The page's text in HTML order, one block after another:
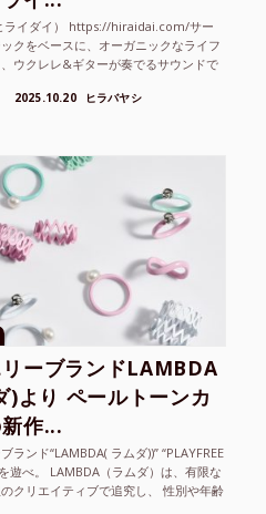
ライダイ） https://hiraidai.com/サー
クをベースに、オーガニックなライフ
ウクレレ&ギターが奏でるサウンドで
2025.10.20 ヒラバヤシ
ーブランドLAMBDA
)より ペールトーンカ
作...
ランド“LAMBDA( ラムダ))” “PLAYFREE
遊べ。 LAMBDA（ラムダ）は、有限な
クリエイティブで追究し、 性別や年齢